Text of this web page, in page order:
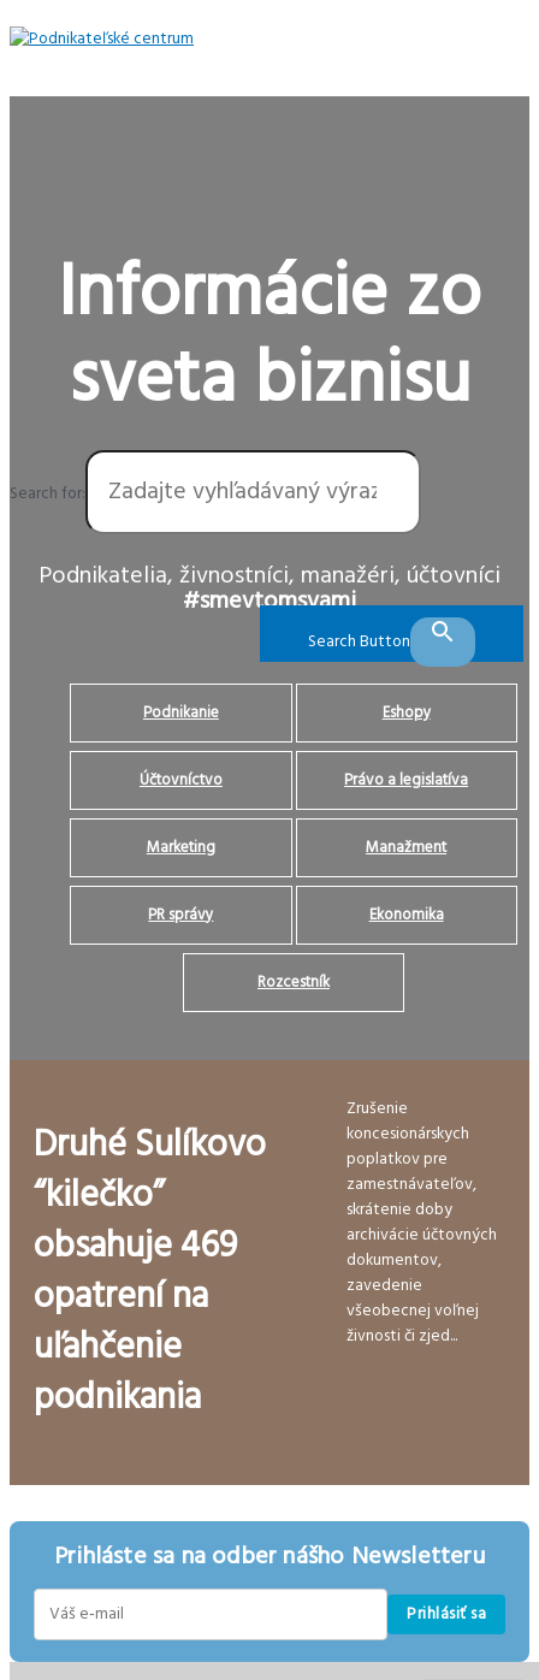
Preskočiť
na
Menu
Informácie zo
sveta biznisu
Search for:
Search Button
Podnikatelia, živnostníci, manažéri, účtovníci
#smevtomsvami
Podnikanie Eshopy
Účtovníctvo Právo a legislatíva
Marketing Manažment
PR správy Ekonomika
Rozcestník
Druhé Sulíkovo
“kilečko”
obsahuje 469
opatrení na
uľahčenie
podnikania
Zrušenie
koncesionárskych
poplatkov pre
zamestnávateľov,
skrátenie doby
archivácie účtovných
dokumentov,
zavedenie
všeobecnej voľnej
živnosti či zjed...
Prihláste sa na odber nášho Newsletteru
Prihlásiť sa